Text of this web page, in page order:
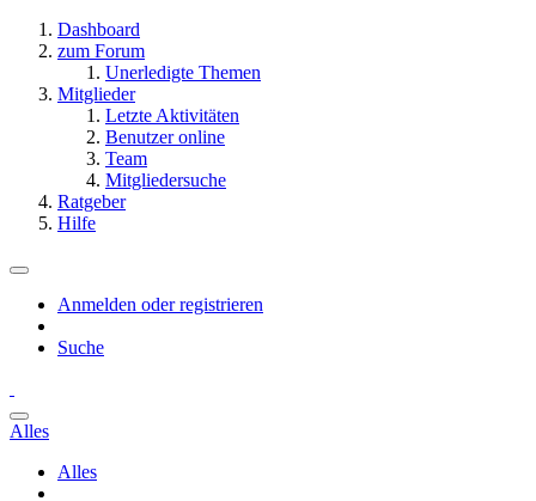
Dashboard
zum Forum
Unerledigte Themen
Mitglieder
Letzte Aktivitäten
Benutzer online
Team
Mitgliedersuche
Ratgeber
Hilfe
Anmelden oder registrieren
Suche
Alles
Alles